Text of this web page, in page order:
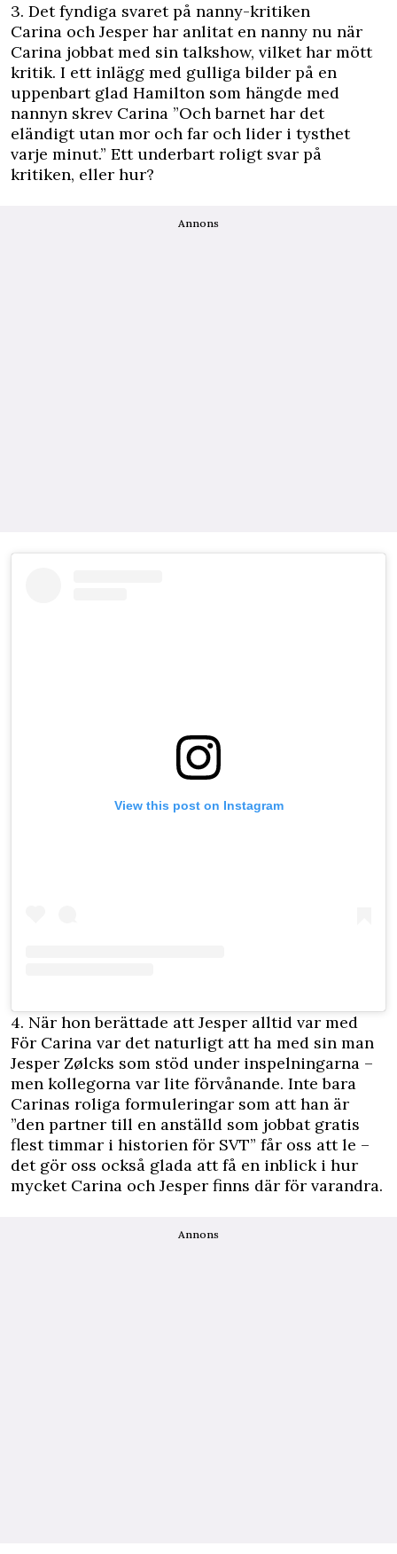
3. Det fyndiga svaret på nanny-kritiken
Carina och Jesper har anlitat en nanny nu när
Carina jobbat med sin talkshow, vilket har mött
kritik. I ett inlägg med gulliga bilder på en
uppenbart glad Hamilton som hängde med
nannyn skrev Carina ”Och barnet har det
eländigt utan mor och far och lider i tysthet
varje minut.” Ett underbart roligt svar på
kritiken, eller hur?
Annons
View this post on Instagram
4. När hon berättade att Jesper alltid var med
För Carina var det naturligt att ha med sin man
Jesper Zølcks som stöd under inspelningarna –
men kollegorna var lite förvånande. Inte bara
Carinas roliga formuleringar som att han är
”den partner till en anställd som jobbat gratis
flest timmar i historien för SVT” får oss att le –
det gör oss också glada att få en inblick i hur
mycket Carina och Jesper finns där för varandra.
Annons